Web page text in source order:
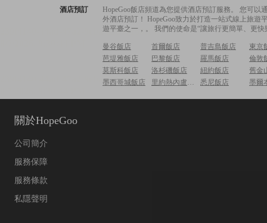
酒店預訂
HopeGoo飯店頻道為您提供酒店預訂服務。 您可
外酒店預訂！ HopeGoo致力於打造一站式線上旅
遊平臺之一，。 我們的使命是“讓旅行更簡單、更
曼谷飯店 首爾飯店 普吉島飯店
東京
芭堤雅飯店
巴黎飯店 羅馬飯店
倫敦
莫斯科飯店
洛杉磯飯店 紐約飯店
舊金
墨西哥城飯店
里約熱內盧飯店 悉尼飯店 墨爾
關於HopeGoo
公司簡介
服務保障
服務條款
私隱聲明